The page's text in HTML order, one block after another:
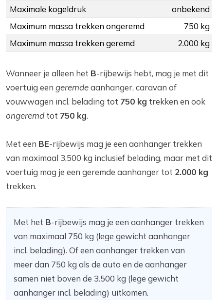
Maximale kogeldruk
onbekend
Maximum massa trekken ongeremd
750 kg
Maximum massa trekken geremd
2.000 kg
Wanneer je alleen het B-rijbewijs hebt, mag je met dit
voertuig een geremdeaanhanger, caravan of
vouwwagen incl. belading tot 750 kg trekken en ook
ongeremd tot 750 kg.
Met een BE-rijbewijs mag je een aanhanger trekken
van maximaal 3.500 kg inclusief belading, maar met dit
voertuig mag je een geremde aanhanger tot 2.000 kg
trekken.
Met het B-rijbewijs mag je een aanhanger trekken
van maximaal 750 kg (lege gewicht aanhanger
incl. belading). Of een aanhanger trekken van
meer dan 750 kg als de auto en de aanhanger
samen niet boven de 3.500 kg (lege gewicht
aanhanger incl. belading) uitkomen.